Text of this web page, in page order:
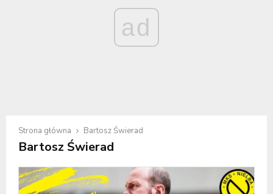
ad
Strona główna Bartosz Świerad
Bartosz Świerad